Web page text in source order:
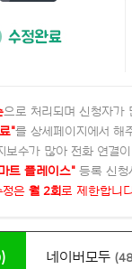
으로 처리되며 신청자가
"를 상세페이지에서 해
보수가 많아 전화 연결
트 플레이스" 등록 신
정은 월 2회로 제한합니
) 네이버모두